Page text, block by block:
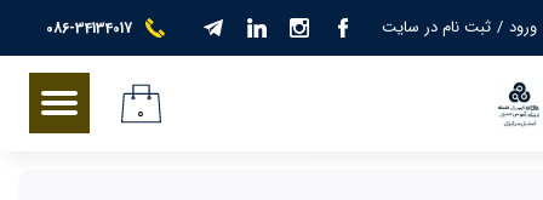
086-34134017 ورود / ثبت نام در سایت
حساب کاربری من
تغییر گذر واژه
۰